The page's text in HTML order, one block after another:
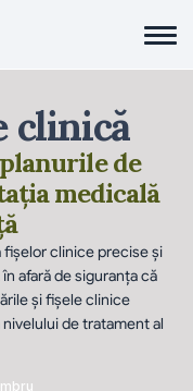
clinică
de
medicală
clinice precise și
afară de siguranța că
și fișele clinice
de tratament al